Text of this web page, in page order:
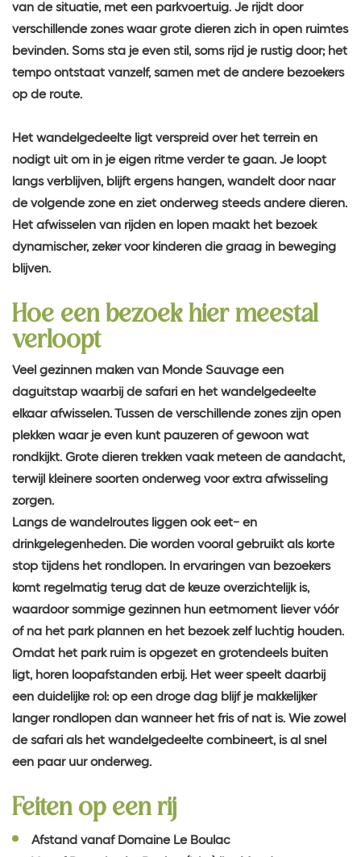
van de situatie, met een parkvoertuig. Je rijdt door
verschillende zones waar grote dieren zich in open ruimtes
bevinden. Soms sta je even stil, soms rijd je rustig door; het
tempo ontstaat vanzelf, samen met de andere bezoekers
op de route.
Het wandelgedeelte ligt verspreid over het terrein en
nodigt uit om in je eigen ritme verder te gaan. Je loopt
langs verblijven, blijft ergens hangen, wandelt door naar
de volgende zone en ziet onderweg steeds andere dieren.
Het afwisselen van rijden en lopen maakt het bezoek
dynamischer, zeker voor kinderen die graag in beweging
blijven.
Hoe een bezoek hier meestal
verloopt
Veel gezinnen maken van Monde Sauvage een
daguitstap waarbij de safari en het wandelgedeelte
elkaar afwisselen. Tussen de verschillende zones zijn open
plekken waar je even kunt pauzeren of gewoon wat
rondkijkt. Grote dieren trekken vaak meteen de aandacht,
terwijl kleinere soorten onderweg voor extra afwisseling
zorgen.
Langs de wandelroutes liggen ook eet- en
drinkgelegenheden. Die worden vooral gebruikt als korte
stop tijdens het rondlopen. In ervaringen van bezoekers
komt regelmatig terug dat de keuze overzichtelijk is,
waardoor sommige gezinnen hun eetmoment liever vóór
of na het park plannen en het bezoek zelf luchtig houden.
Omdat het park ruim is opgezet en grotendeels buiten
ligt, horen loopafstanden erbij. Het weer speelt daarbij
een duidelijke rol: op een droge dag blijf je makkelijker
langer rondlopen dan wanneer het fris of nat is. Wie zowel
de safari als het wandelgedeelte combineert, is al snel
een paar uur onderweg.
Feiten op een rij
Afstand vanaf Domaine Le Boulac